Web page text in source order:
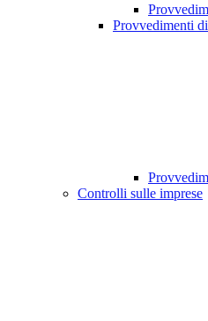
Provvedimenti
Controlli sulle imprese